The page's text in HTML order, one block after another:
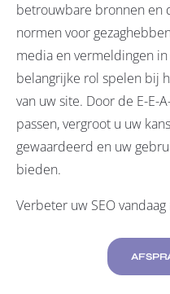
betrouwbare bronnen en
normen voor
media en vermeldingen
belangrijke rol spelen bij
van uw site. Door de E-E-
passen, vergroot u uw
gewaardeerd en uw
bieden.
Verbeter uw SEO vandaag